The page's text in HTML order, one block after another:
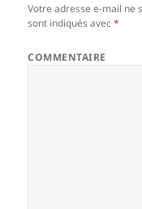
Votre adresse e-mail ne
sont indiqués avec*
COMMENTAIRE